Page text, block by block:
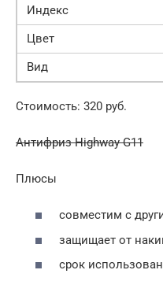
Индекс
Цвет
Вид
Стоимость: 320 руб.
Антифриз Highway G11
Плюсы
совместим с
защищает от
срок